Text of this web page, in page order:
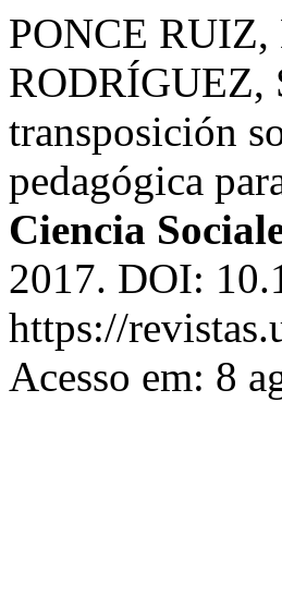
PONCE
RODRÍGUEZ,
transposición
pedagógica
Ciencia
2017. DOI:
https://
Acesso em: 8